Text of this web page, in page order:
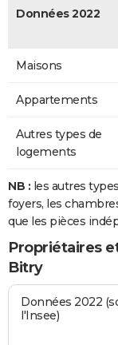
Données 2022
Maisons
Appartements
Autres types de
logements
NB : les autres
foyers, les
que les pièces
Propriétaires
Bitry
Données 2022
l'Insee)